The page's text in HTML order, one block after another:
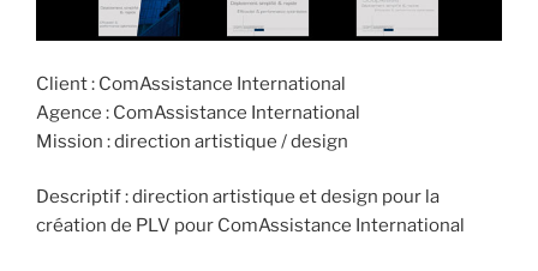
Client : ComAssistance International
Agence : ComAssistance International
Mission : direction artistique / design
Descriptif : direction artistique et design pour la
création de PLV pour ComAssistance International